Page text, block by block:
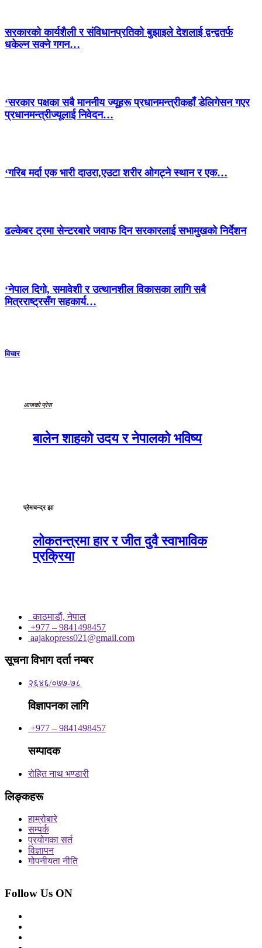
सरकारको कार्यशैली र संविधानप्रतिको बुझाइले देशलाई द्वन्द्वतर्फ
धकेल्न सक्ने गगन…
‘सरकार पक्षका सबै माननीय ज्यूहरू प्रधानमन्त्रीकहाँ डेलिगेसन गएर
प्रधानमन्त्रीज्यूलाई निवेदन…
‘गरिब मर्दा एक भारी दाउरा,एउटा शरीर ओगट्ने स्थान र एक…
ढल्केबर ट्रमा सेन्टरबारे जवाफ दिन सरकारलाई सभामुखको निर्देशन
‘नेपाल दिगो, समावेशी र उत्थानशील विकासका लागि सबै
मित्रराष्ट्रसँग सहकार्य…
विचार
आजको प्रेस
बालेन शाहको उदय र नेपालको भविष्य
प्रेमचन्द्र झा
लोकतन्त्रमा हार र जीत दुवै स्वाभाविक
प्रक्रिया
काठमाडाैं, नेपाल
+977 – 9841498457
aajakopress021@gmail.com
सूचना विभाग दर्ता नम्बर
२६४६/०७७-७८
विज्ञापनका लागि
+977 – 9841498457
सम्पादक
रोहित नाथ भण्डारी
लिङ्कहरू
हाम्रोबारे
सम्पर्क
प्रयोगका सर्त
विज्ञापन
गोपनीयता नीति
Follow Us ON